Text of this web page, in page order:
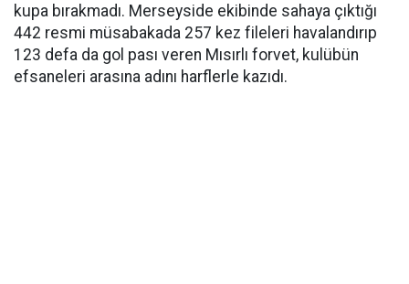
kupa bırakmadı. Merseyside ekibinde sahaya çıktığı
442 resmi müsabakada 257 kez fileleri havalandırıp
123 defa da gol pası veren Mısırlı forvet, kulübün
efsaneleri arasına adını harflerle kazıdı.